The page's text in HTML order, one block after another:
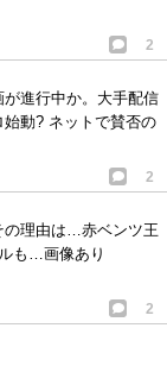
2
進行中か。大手配信
動? ネットで賛否の
2
の理由は…赤ベンツ王
も…画像あり
2